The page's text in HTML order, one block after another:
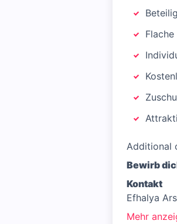
Additional
Bewirb
Kontakt
Efhalya
Mehr